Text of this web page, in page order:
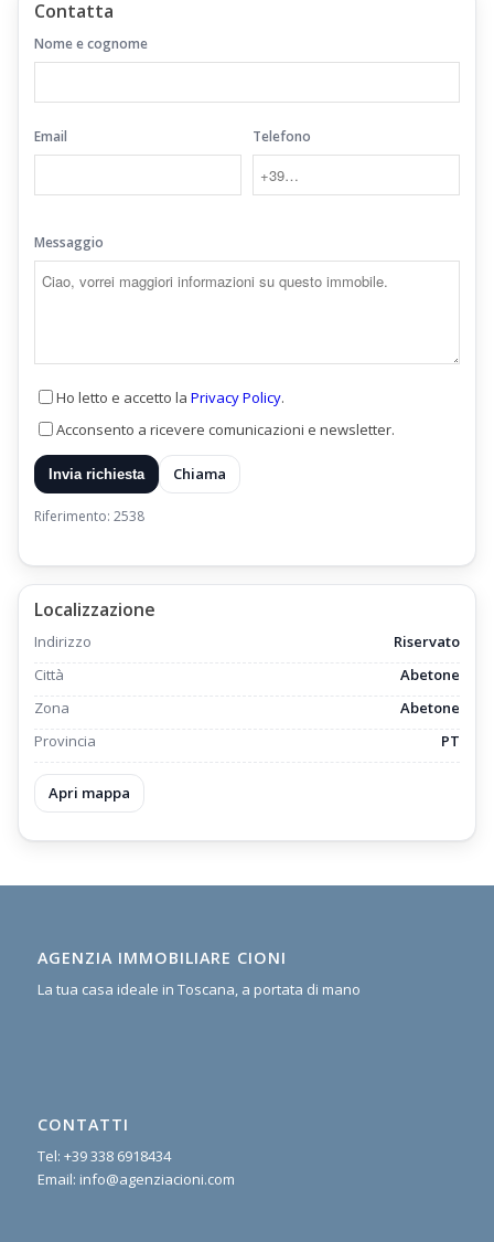
Contatta
Nome e cognome
Email Telefono
Messaggio
Ho letto e accetto la Privacy Policy.
Acconsento a ricevere comunicazioni e newsletter.
Invia richiesta Chiama
Riferimento: 2538
Localizzazione
Indirizzo
Riservato
Città
Abetone
Zona
Abetone
Provincia
PT
Apri mappa
AGENZIA IMMOBILIARE CIONI
La tua casa ideale in Toscana, a portata di mano
CONTATTI
Tel: +39 338 6918434
Email: info@agenziacioni.com